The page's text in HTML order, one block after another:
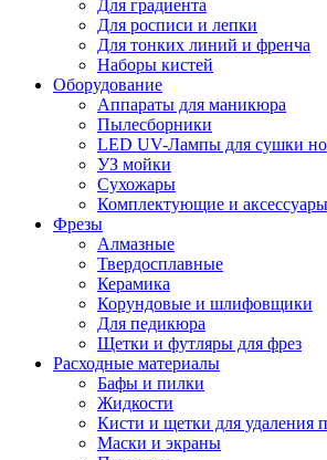
Для градиента
Для росписи и лепки
Для тонких линий и френча
Наборы кистей
Оборудование
Аппараты для маникюра
Пылесборники
LED UV-Лампы для сушки
УЗ мойки
Сухожары
Комплектующие и
Фрезы
Алмазные
Твердосплавные
Керамика
Корундовые и шлифовщики
Для педикюра
Щетки и футляры для фрез
Расходные материалы
Бафы и пилки
Жидкости
Кисти и щетки для удаления
Маски и экраны